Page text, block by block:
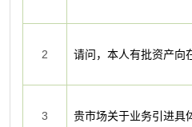
2 请问，本人有批资产向
3 贵市场关于业务引进具